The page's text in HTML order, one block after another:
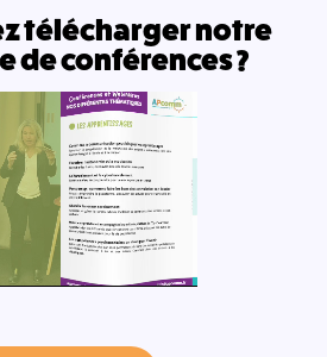
télécharger notre
de conférences ?